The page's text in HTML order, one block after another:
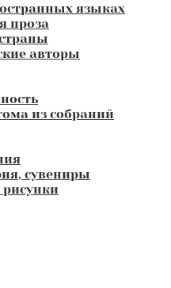
языках
проза
авторы
из собраний
сувениры